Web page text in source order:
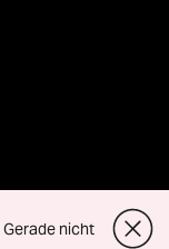
Gerade nicht